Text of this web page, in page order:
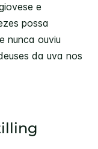
e
possa
nunca ouviu
da uva nos